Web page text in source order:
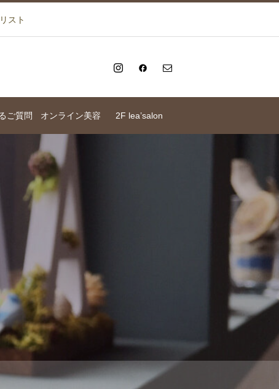
スト
ご質問 オンライン美容 2F lea’salon